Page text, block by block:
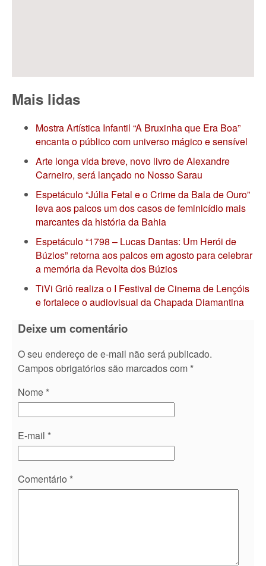
Mais lidas
Mostra Artística Infantil “A Bruxinha que Era Boa”
encanta o público com universo mágico e sensível
Arte longa vida breve, novo livro de Alexandre
Carneiro, será lançado no Nosso Sarau
Espetáculo “Júlia Fetal e o Crime da Bala de Ouro”
leva aos palcos um dos casos de feminicídio mais
marcantes da história da Bahia
Espetáculo “1798 – Lucas Dantas: Um Herói de
Búzios” retorna aos palcos em agosto para celebrar
a memória da Revolta dos Búzios
TiVi Griô realiza o I Festival de Cinema de Lençóis
e fortalece o audiovisual da Chapada Diamantina
Deixe um comentário
O seu endereço de e-mail não será publicado.
Campos obrigatórios são marcados com *
Nome *
E-mail *
Comentário *